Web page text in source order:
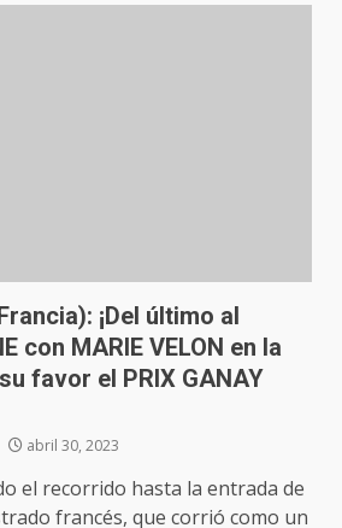
¡Del último al
con MARIE VELON en la
favor el PRIX GANAY
abril 30, 2023
el recorrido hasta la entrada de
francés, que corrió como un